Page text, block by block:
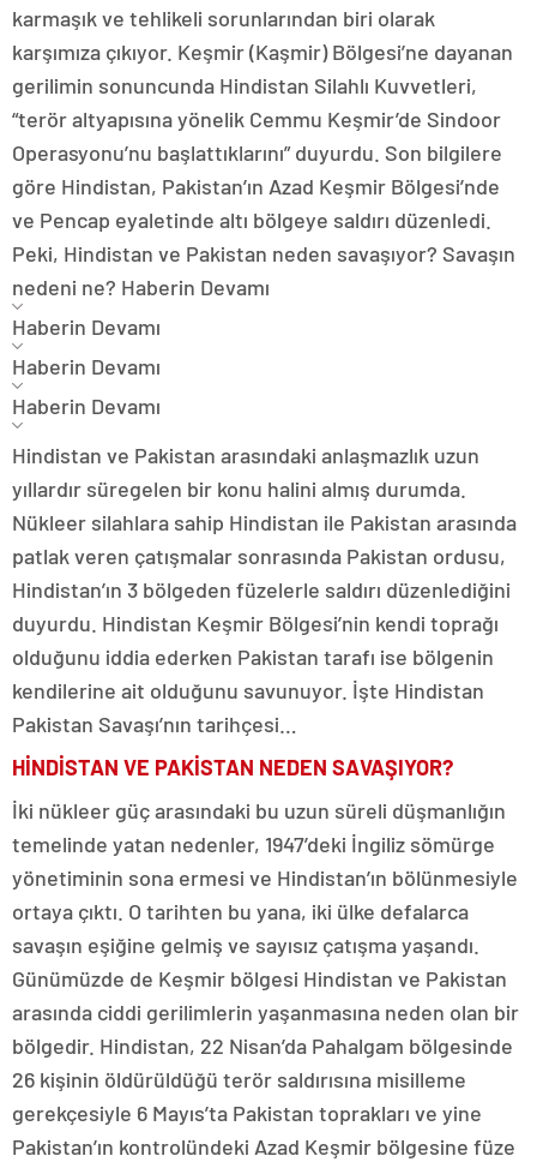
karmaşık ve tehlikeli sorunlarından biri olarak
karşımıza çıkıyor. Keşmir (Kaşmir) Bölgesi’ne dayanan
gerilimin sonuncunda Hindistan Silahlı Kuvvetleri,
“terör altyapısına yönelik Cemmu Keşmir’de Sindoor
Operasyonu’nu başlattıklarını” duyurdu. Son bilgilere
göre Hindistan, Pakistan’ın Azad Keşmir Bölgesi’nde
ve Pencap eyaletinde altı bölgeye saldırı düzenledi.
Peki, Hindistan ve Pakistan neden savaşıyor? Savaşın
nedeni ne? Haberin Devamı
Haberin Devamı
Haberin Devamı
Haberin Devamı
Hindistan ve Pakistan arasındaki anlaşmazlık uzun
yıllardır süregelen bir konu halini almış durumda.
Nükleer silahlara sahip Hindistan ile Pakistan arasında
patlak veren çatışmalar sonrasında Pakistan ordusu,
Hindistan’ın 3 bölgeden füzelerle saldırı düzenlediğini
duyurdu. Hindistan Keşmir Bölgesi’nin kendi toprağı
olduğunu iddia ederken Pakistan tarafı ise bölgenin
kendilerine ait olduğunu savunuyor. İşte Hindistan
Pakistan Savaşı’nın tarihçesi…
HİNDİSTAN VE PAKİSTAN NEDEN SAVAŞIYOR?
İki nükleer güç arasındaki bu uzun süreli düşmanlığın
temelinde yatan nedenler, 1947’deki İngiliz sömürge
yönetiminin sona ermesi ve Hindistan’ın bölünmesiyle
ortaya çıktı. O tarihten bu yana, iki ülke defalarca
savaşın eşiğine gelmiş ve sayısız çatışma yaşandı.
Günümüzde de Keşmir bölgesi Hindistan ve Pakistan
arasında ciddi gerilimlerin yaşanmasına neden olan bir
bölgedir. Hindistan, 22 Nisan’da Pahalgam bölgesinde
26 kişinin öldürüldüğü terör saldırısına misilleme
gerekçesiyle 6 Mayıs’ta Pakistan toprakları ve yine
Pakistan’ın kontrolündeki Azad Keşmir bölgesine füze